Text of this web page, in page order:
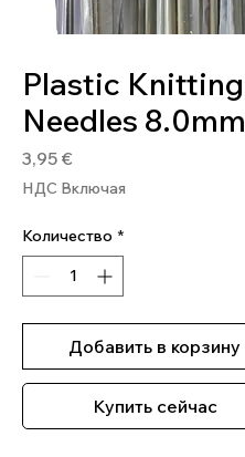
Plastic Knitting
Needles 8.0mm
3,95 €
НДС Включая
Количество *
Добавить в корзину
Купить сейчас